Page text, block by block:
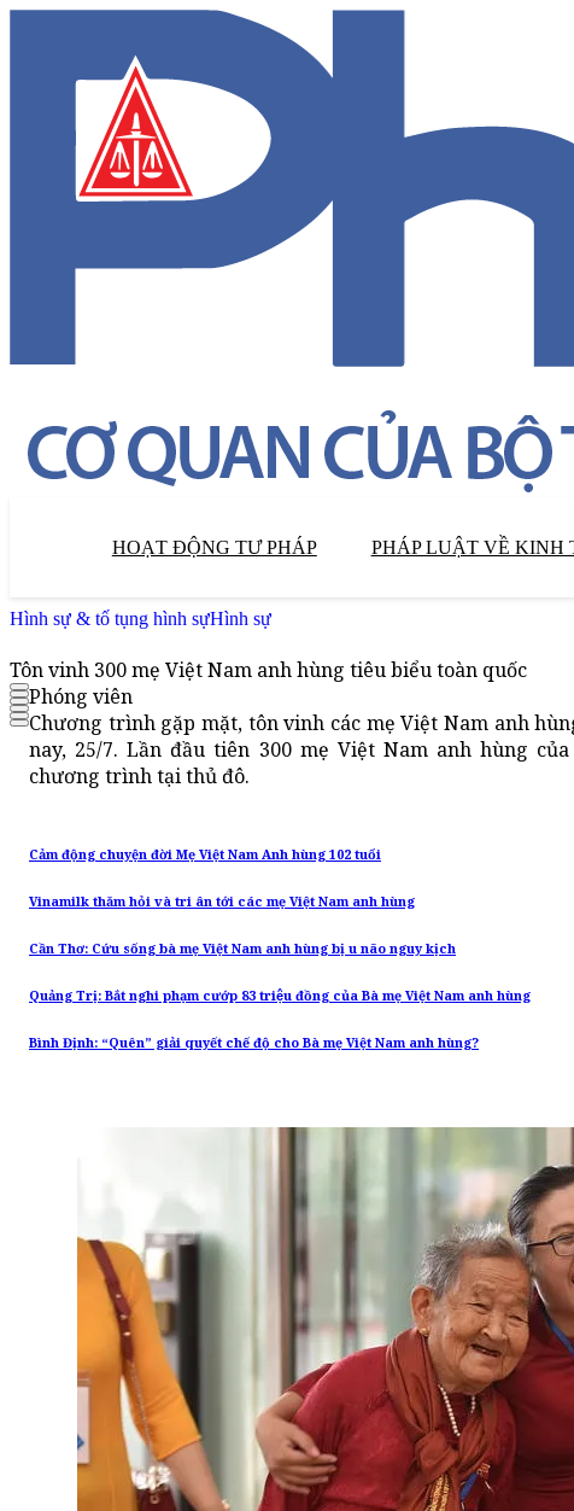
HOẠT ĐỘNG TƯ PHÁP PHÁP LUẬT VỀ KINH
Hình sự & tố tụng hình sựHình sự
Tôn vinh 300 mẹ Việt Nam anh hùng tiêu biểu toàn quốc
Phóng viên
Chương trình gặp mặt, tôn vinh các mẹ Việt Nam anh
nay, 25/7. Lần đầu tiên 300 mẹ Việt Nam anh hùng
chương trình tại thủ đô.
Cảm động chuyện đời Mẹ Việt Nam Anh hùng 102 tuổi
Vinamilk thăm hỏi và tri ân tới các mẹ Việt Nam anh hùng
Cần Thơ: Cứu sống bà mẹ Việt Nam anh hùng bị u não nguy kịch
Quảng Trị: Bắt nghi phạm cướp 83 triệu đồng của Bà mẹ Việt Nam anh hùng
Bình Định: “Quên” giải quyết chế độ cho Bà mẹ Việt Nam anh hùng?